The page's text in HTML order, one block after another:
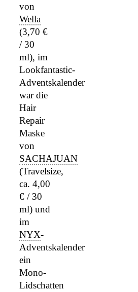
von
Wella
(3,70 €
/ 30
ml), im
Lookfantastic-
Adventskalender
war die
Hair
Repair
Maske
von
SACHAJUAN
(Travelsize,
ca. 4,00
€ / 30
ml) und
im
NYX-
Adventskalender
ein
Mono-
Lidschatten